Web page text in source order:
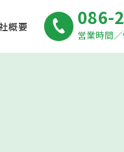
概要 086-
営業時間